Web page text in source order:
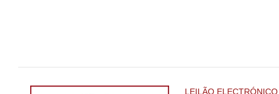
LEILÃO ELECTRÓNICO